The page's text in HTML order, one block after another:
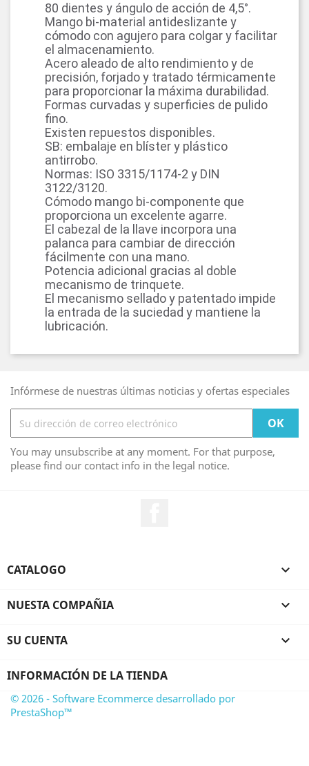
80 dientes y ángulo de acción de 4,5°.
Mango bi-material antideslizante y
cómodo con agujero para colgar y facilitar
el almacenamiento.
Acero aleado de alto rendimiento y de
precisión, forjado y tratado térmicamente
para proporcionar la máxima durabilidad.
Formas curvadas y superficies de pulido
fino.
Existen repuestos disponibles.
SB: embalaje en blíster y plástico
antirrobo.
Normas: ISO 3315/1174-2 y DIN
3122/3120.
Cómodo mango bi-componente que
proporciona un excelente agarre.
El cabezal de la llave incorpora una
palanca para cambiar de dirección
fácilmente con una mano.
Potencia adicional gracias al doble
mecanismo de trinquete.
El mecanismo sellado y patentado impide
la entrada de la suciedad y mantiene la
lubricación.
Infórmese de nuestras últimas noticias y ofertas especiales
You may unsubscribe at any moment. For that purpose,
please find our contact info in the legal notice.
CATALOGO 
NUESTA COMPAÑIA 
SU CUENTA 
INFORMACIÓN DE LA TIENDA
© 2026 - Software Ecommerce desarrollado por
PrestaShop™